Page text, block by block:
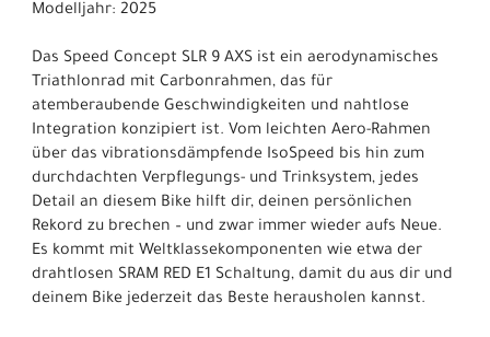
Modelljahr: 2025
Das Speed Concept SLR 9 AXS ist ein aerodynamisches
Triathlonrad mit Carbonrahmen, das für
atemberaubende Geschwindigkeiten und nahtlose
Integration konzipiert ist. Vom leichten Aero-Rahmen
über das vibrationsdämpfende IsoSpeed bis hin zum
durchdachten Verpflegungs- und Trinksystem, jedes
Detail an diesem Bike hilft dir, deinen persönlichen
Rekord zu brechen – und zwar immer wieder aufs Neue.
Es kommt mit Weltklassekomponenten wie etwa der
drahtlosen SRAM RED E1 Schaltung, damit du aus dir und
deinem Bike jederzeit das Beste herausholen kannst.